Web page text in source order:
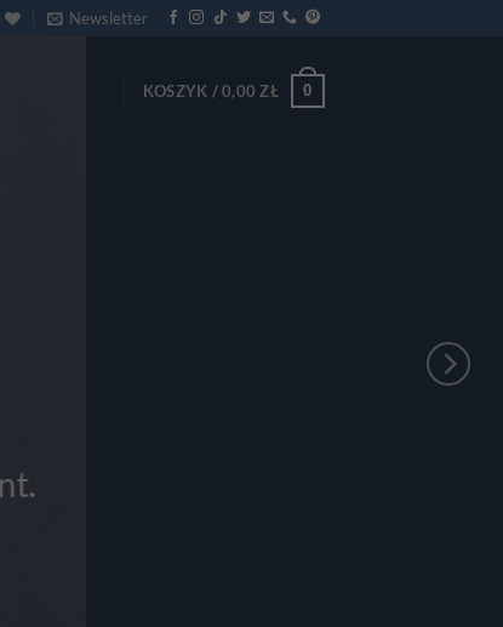
Newsletter
KOSZYK /0,00 ZŁ 0